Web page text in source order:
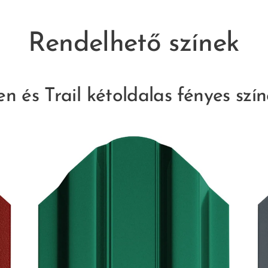
Rendelhető színek
és Trail kétoldalas fényes